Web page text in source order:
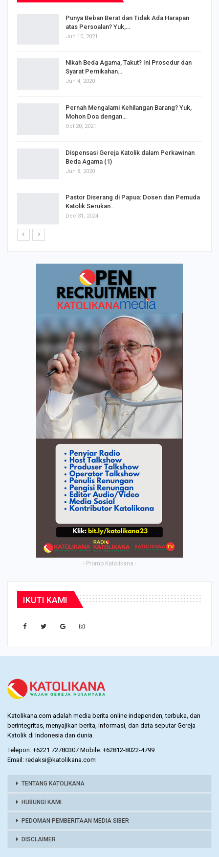
Punya Beban Berat dan Tidak Ada Harapan
atas Persoalan? Yuk,…
Jun 10, 2021
Nikah Beda Agama, Takut? Ini Prosedur dan
Syarat Pernikahan…
Jun 4, 2020
Pernah Mengalami Kehilangan Barang? Yuk,
Mohon Doa dengan…
Oct 20, 2021
Dispensasi Gereja Katolik dalam Perkawinan
Beda Agama (1)
Jun 8, 2020
Pastor Diserang di Papua: Dosen dan Pemuda
Katolik Serukan…
Dec 31, 2024
- Promo Katolikana -
IKUTI KAMI
Katolikana.com adalah media berita online independen, terbuka, dan
berintegritas, menyajikan berita, informasi, dan data seputar Gereja
Katolik di Indonesia dan dunia.
Telepon: +6221 72780307 Mobile: +62812-8022-4799
Email: redaksi@katolikana.com
TENTANG KATOLIKANA
HUBUNGI KAMI
PEDOMAN PEMBERITAAN MEDIA SIBER
DISCLAIMER